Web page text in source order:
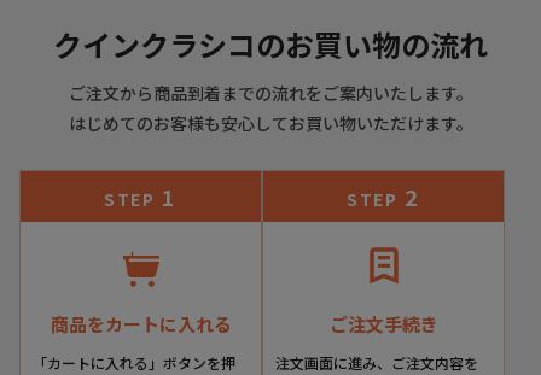
クインクラシコのお買い物の流れ
ご注文から商品到着までの流れをご案内いたします。
はじめてのお客様も安心してお買い物いただけます。
STEP 1
商品をカートに入れる
「カートに入れる」ボタンを押
STEP 2
ご注文手続き
注文画面に進み、ご注文内容を